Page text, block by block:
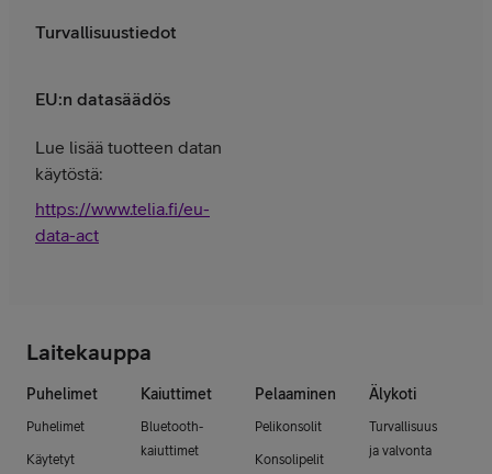
Turvallisuustiedot
EU:n datasäädös
Lue lisää tuotteen datan
käytöstä:
https://www.telia.fi/eu-
data-act
Laitekauppa
Puhelimet
Puhelimet
Käytetyt
Kaiuttimet
Bluetooth-
kaiuttimet
Pelaaminen
Pelikonsolit
Konsolipelit
Älykoti
Turvallisuus
ja valvonta